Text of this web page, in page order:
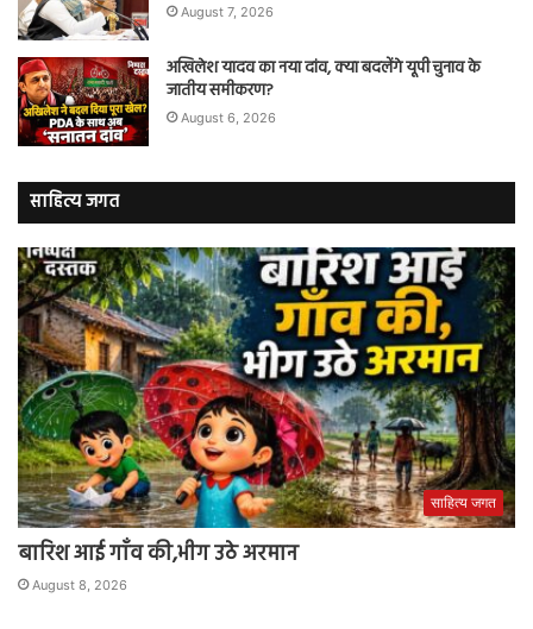
August 7, 2026
अखिलेश यादव का नया दांव, क्या बदलेंगे यूपी चुनाव के
जातीय समीकरण?
August 6, 2026
साहित्य जगत
साहित्य जगत
बारिश आई गाँव की,भीग उठे अरमान
August 8, 2026